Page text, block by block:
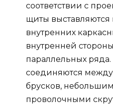
соответствии с
щиты
внутренних
внутренней
параллельных ряда.
соединяются
брусков,
проволочными